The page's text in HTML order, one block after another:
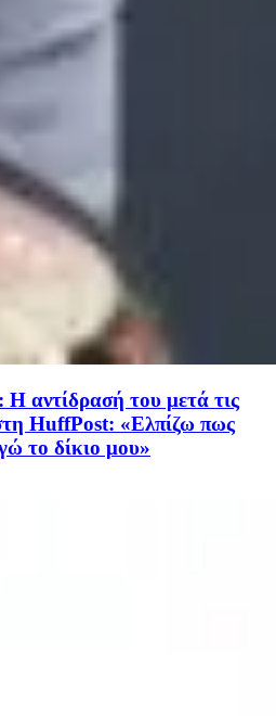
αντίδρασή του μετά τις
HuffPost: «Ελπίζω πως
το δίκιο μου»